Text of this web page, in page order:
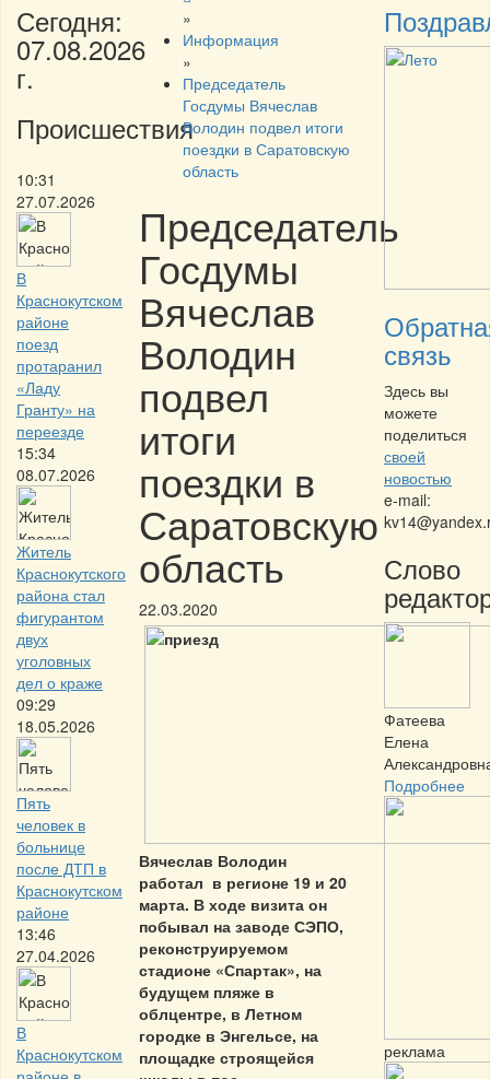
Сегодня:
07.08.2026
г.
Происшествия
10:31
27.07.2026
В
Краснокутском
районе
поезд
протаранил
«Ладу
Гранту» на
переезде
15:34
08.07.2026
Житель
Краснокутского
района стал
фигурантом
двух
уголовных
дел о краже
09:29
18.05.2026
Пять
человек в
больнице
после ДТП в
Краснокутском
районе
13:46
27.04.2026
В
Краснокутском
»
Информация
»
Председатель
Госдумы Вячеслав
Володин подвел итоги
поездки в Саратовскую
область
Председатель
Госдумы
Вячеслав
Володин
подвел
итоги
поездки в
Саратовскую
область
22.03.2020
Вячеслав Володин
работал в регионе 19 и 20
марта. В ходе визита он
побывал на заводе СЭПО,
реконструируемом
стадионе «Спартак», на
будущем пляже в
облцентре, в Летном
городке в Энгельсе, на
площадке строящейся
связь
Здесь вы
можете
поделиться
своей
новостью
e-mail:
Слово
Фатеева
Елена
Подробнее
реклама